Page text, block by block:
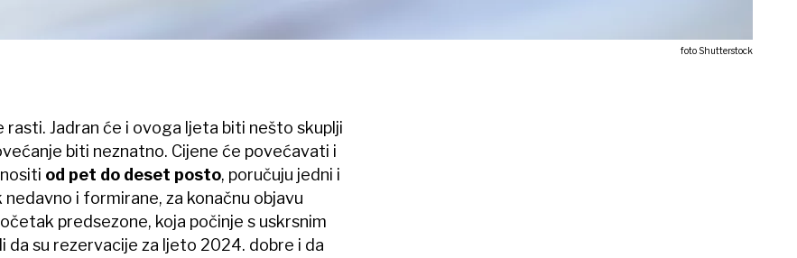
foto Shutterstock
rasti. Jadran će i ovoga ljeta biti nešto skuplji
biti neznatno. Cijene će povećavati i
od pet do deset posto, poručuju jedni i
i formirane, za konačnu objavu
predsezone, koja počinje s uskrsnim
da su rezervacije za ljeto 2024. dobre i da